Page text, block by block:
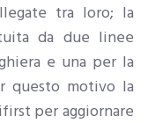
tra loro; la
da due linee
e una per la
questo motivo la
per aggiornare